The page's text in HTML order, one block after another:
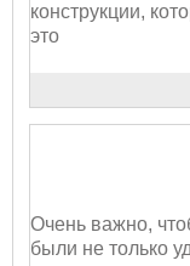
конструкции,
это
Очень важно,
были не только